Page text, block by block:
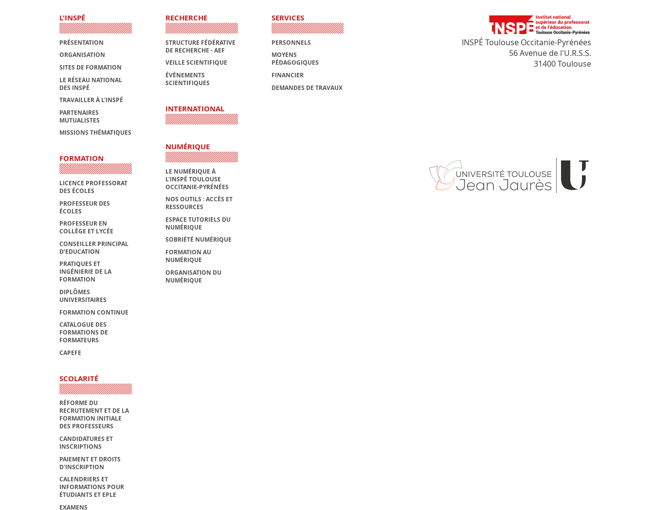
L'INSPÉ
PRÉSENTATION
ORGANISATION
SITES DE FORMATION
LE RÉSEAU NATIONAL
DES INSPÉ
TRAVAILLER À L'INSPÉ
PARTENAIRES
MUTUALISTES
MISSIONS THÉMATIQUES
FORMATION
LICENCE PROFESSORAT
DES ÉCOLES
PROFESSEUR DES
ÉCOLES
PROFESSEUR EN
COLLÈGE ET LYCÉE
CONSEILLER PRINCIPAL
D’EDUCATION
PRATIQUES ET
INGÉNIERIE DE LA
FORMATION
DIPLÔMES
UNIVERSITAIRES
FORMATION CONTINUE
CATALOGUE DES
FORMATIONS DE
FORMATEURS
CAPEFE
SCOLARITÉ
RÉFORME DU
RECRUTEMENT ET DE LA
FORMATION INITIALE
DES PROFESSEURS
CANDIDATURES ET
INSCRIPTIONS
PAIEMENT ET DROITS
D'INSCRIPTION
CALENDRIERS ET
INFORMATIONS POUR
ÉTUDIANTS ET EPLE
EXAMENS
RECHERCHE
STRUCTURE FÉDÉRATIVE
DE RECHERCHE - AEF
VEILLE SCIENTIFIQUE
ÉVÈNEMENTS
SCIENTIFIQUES
INTERNATIONAL
NUMÉRIQUE
LE NUMÉRIQUE À
L'INSPÉ TOULOUSE
OCCITANIE-PYRÉNÉES
NOS OUTILS : ACCÈS ET
RESSOURCES
ESPACE TUTORIELS DU
NUMÉRIQUE
SOBRIÉTÉ NUMÉRIQUE
FORMATION AU
NUMÉRIQUE
ORGANISATION DU
NUMÉRIQUE
SERVICES
PERSONNELS
MOYENS
PÉDAGOGIQUES
FINANCIER
DEMANDES DE TRAVAUX
INSPÉ Toulouse Occitanie-Pyrénées
56 Avenue de l'U.R.S.S.
31400 Toulouse